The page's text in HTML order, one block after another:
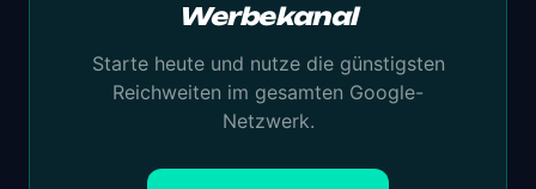
Werbekanal
Starte heute und nutze die günstigsten
Reichweiten im gesamten Google-
Netzwerk.